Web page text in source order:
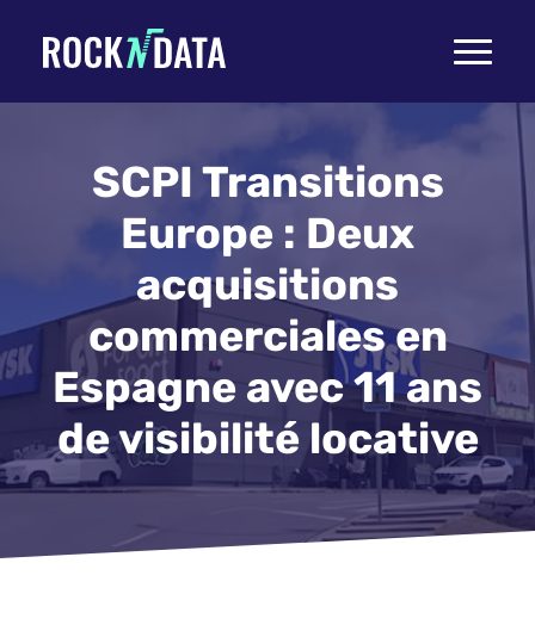
Toggle
SCPI Transitions
Europe : Deux
acquisitions
commerciales en
Espagne avec 11 ans
de visibilité locative